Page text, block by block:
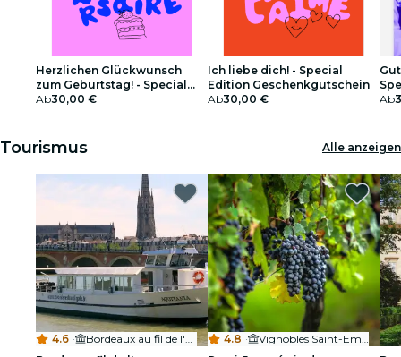
Herzlichen Glückwunsch
zum Geburtstag! - Special
Edition Geschenkgutschein
Ab30,00 €
Ich liebe dich! - Special
Edition Geschenkgutschein
Ab30,00 € Ab
Tourismus Alle anzeigen
4.6 ·
Bordeaux au fil de l'eau
4.8 ·
Vignobles Saint-Emilion